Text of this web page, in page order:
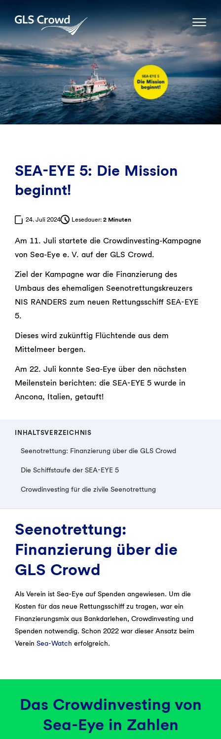
content
GLS Crowd
SEA-EYE 5: Die Mission
beginnt!
24. Juli 2024 Lesedauer: 2 Minuten
Am 11. Juli startete die Crowdinvesting-Kampagne
von Sea-Eye e. V. auf der GLS Crowd.
Ziel der Kampagne war die Finanzierung des
Umbaus des ehemaligen Seenotrettungskreuzers
NIS RANDERS zum neuen Rettungsschiff SEA-EYE
5.
Dieses wird zukünftig Flüchtende aus dem
Mittelmeer bergen.
Am 22. Juli konnte Sea-Eye über den nächsten
Meilenstein berichten: die SEA-EYE 5 wurde in
Ancona, Italien, getauft!
INHALTSVERZEICHNIS
Seenotrettung: Finanzierung über die GLS Crowd
Die Schiffstaufe der SEA-EYE 5
Crowdinvesting für die zivile Seenotrettung
Seenotrettung:
Finanzierung über die
GLS Crowd
Als Verein ist Sea-Eye auf Spenden angewiesen. Um die
Kosten für das neue Rettungsschiff zu tragen, war ein
Finanzierungsmix aus Bankdarlehen, Crowdinvesting und
Spenden notwendig. Schon 2022 war dieser Ansatz beim
Verein Sea-Watch erfolgreich.
Das Crowdinvesting von
Sea-Eye in Zahlen